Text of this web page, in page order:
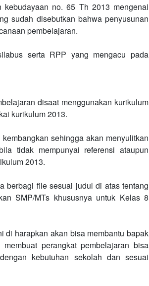
kebudayaan no. 65 Th 2013 mengenai
sudah disebutkan bahwa penyusunan
pembelajaran.
serta RPP yang mengacu pada
disaat menggunakan kurikulum
kurikulum 2013.
sehingga akan menyulitkan
tidak mempunyai referensi ataupun
2013.
berbagi file sesuai judul di atas tentang
SMP/MTs khususnya untuk Kelas 8
di harapkan akan bisa membantu bapak
perangkat pembelajaran bisa
kebutuhan sekolah dan sesuai